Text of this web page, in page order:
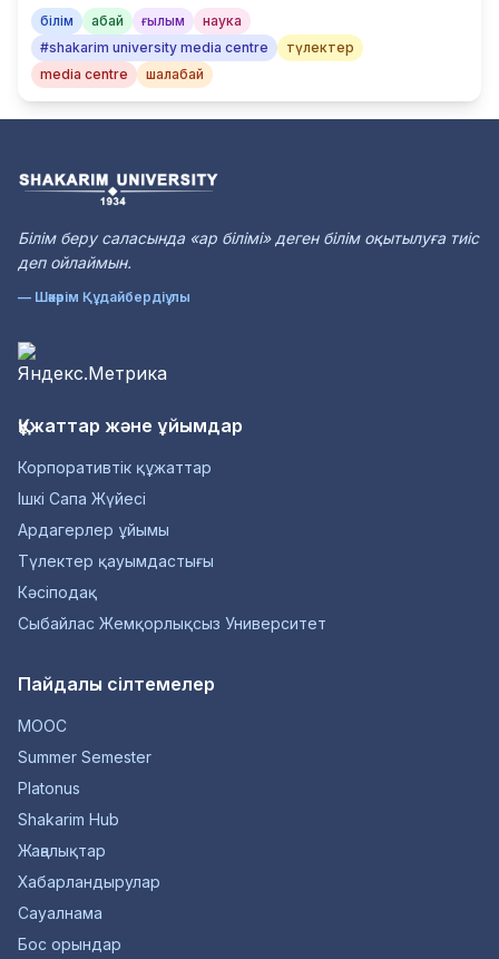
білім абай ғылым
наука
#shakarim university media centre
түлектер
media centre
шалабай
Білім беру саласында «ар білімі» деген білім оқытылуға тиіс
деп ойлаймын.
— Шәкәрім Құдайбердіұлы
Құжаттар және ұйымдар
Корпоративтік құжаттар
Ішкі Сапа Жүйесі
Ардагерлер ұйымы
Түлектер қауымдастығы
Кәсіподақ
Сыбайлас Жемқорлықсыз Университет
Пайдалы сілтемелер
MOOC
Summer Semester
Platonus
Shakarim Hub
Жаңалықтар
Хабарландырулар
Сауалнама
Бос орындар